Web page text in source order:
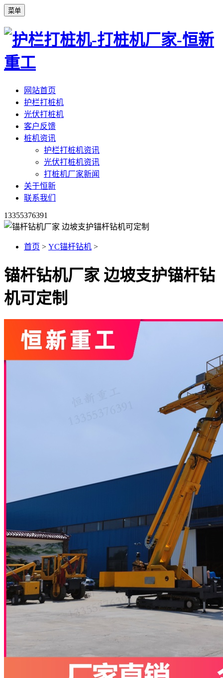
菜单
网站首页
护栏打桩机
光伏打桩机
客户反馈
桩机资讯
护栏打桩机资讯
光伏打桩机资讯
打桩机厂家新闻
关于恒新
联系我们
13355376391
首页 > YC锚杆钻机 >
锚杆钻机厂家 边坡支护锚杆钻
机可定制